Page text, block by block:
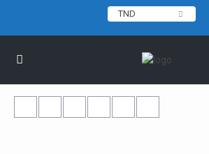
TND